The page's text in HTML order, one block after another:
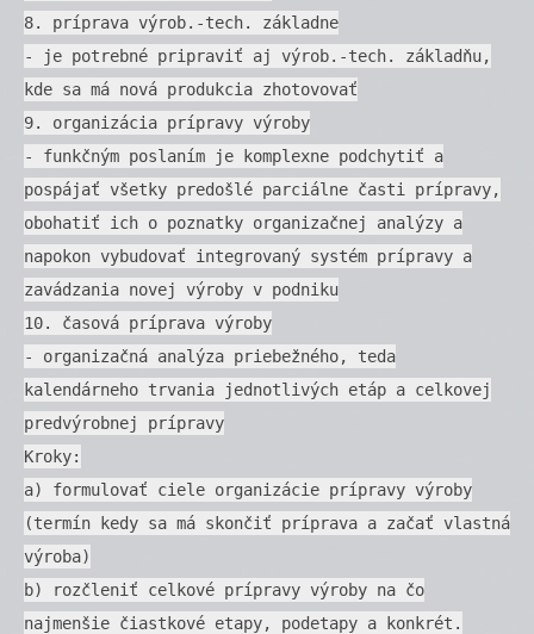
8. príprava výrob.-tech. základne
- je potrebné pripraviť aj výrob.-tech. základňu,
kde sa má nová produkcia zhotovovať
9. organizácia prípravy výroby
- funkčným poslaním je komplexne podchytiť a
pospájať všetky predošlé parciálne časti prípravy,
obohatiť ich o poznatky organizačnej analýzy a
napokon vybudovať integrovaný systém prípravy a
zavádzania novej výroby v podniku
10. časová príprava výroby
- organizačná analýza priebežného, teda
kalendárneho trvania jednotlivých etáp a celkovej
predvýrobnej prípravy
Kroky:
a) formulovať ciele organizácie prípravy výroby
(termín kedy sa má skončiť príprava a začať vlastná
výroba)
b) rozčleniť celkové prípravy výroby na čo
najmenšie čiastkové etapy, podetapy a konkrét.